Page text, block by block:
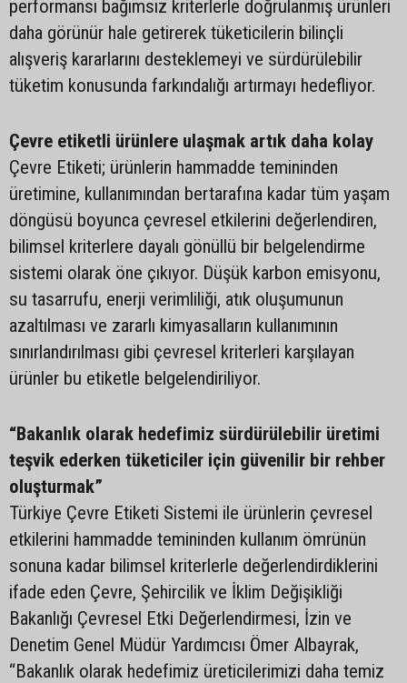
performansı bağımsız kriterlerle doğrulanmış ürünleri
daha görünür hale getirerek tüketicilerin bilinçli
alışveriş kararlarını desteklemeyi ve sürdürülebilir
tüketim konusunda farkındalığı artırmayı hedefliyor.
Çevre etiketli ürünlere ulaşmak artık daha kolay
Çevre Etiketi; ürünlerin hammadde temininden
üretimine, kullanımından bertarafına kadar tüm yaşam
döngüsü boyunca çevresel etkilerini değerlendiren,
bilimsel kriterlere dayalı gönüllü bir belgelendirme
sistemi olarak öne çıkıyor. Düşük karbon emisyonu,
su tasarrufu, enerji verimliliği, atık oluşumunun
azaltılması ve zararlı kimyasalların kullanımının
sınırlandırılması gibi çevresel kriterleri karşılayan
ürünler bu etiketle belgelendiriliyor.
“Bakanlık olarak hedefimiz sürdürülebilir üretimi
teşvik ederken tüketiciler için güvenilir bir rehber
oluşturmak”
Türkiye Çevre Etiketi Sistemi ile ürünlerin çevresel
etkilerini hammadde temininden kullanım ömrünün
sonuna kadar bilimsel kriterlerle değerlendirdiklerini
ifade eden Çevre, Şehircilik ve İklim Değişikliği
Bakanlığı Çevresel Etki Değerlendirmesi, İzin ve
Denetim Genel Müdür Yardımcısı Ömer Albayrak,
“Bakanlık olarak hedefimiz üreticilerimizi daha temiz